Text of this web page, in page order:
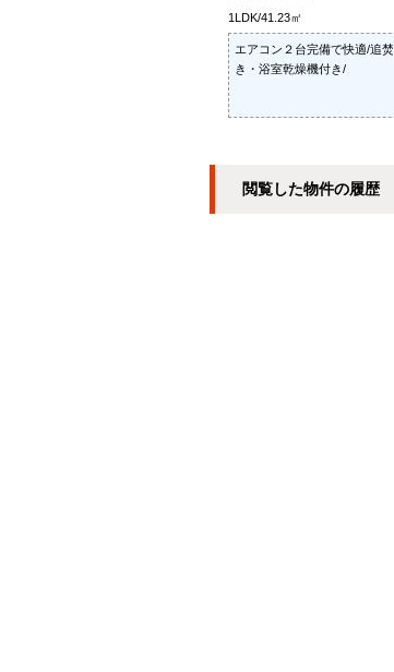
1LDK/41.23㎡
エアコン２台完備で快適/追焚
き・浴室乾燥機付き/
閲覧した物件の履歴